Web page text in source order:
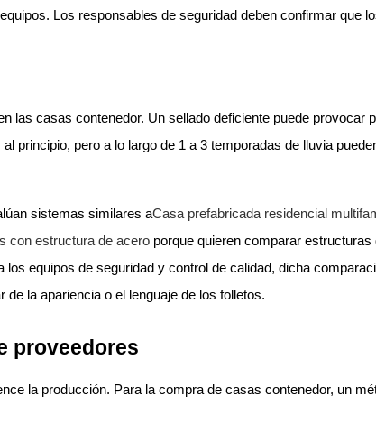
Los responsables de seguridad deben confirmar que
casas contenedor. Un sellado deficiente puede provocar
principio, pero a lo largo de 1 a 3 temporadas de lluvia
sistemas similares aCasa prefabricada residencial
con estructura de aceroporque quieren comparar estructuras
equipos de seguridad y control de calidad, dicha
la apariencia o el lenguaje de los folletos.
proveedores
la producción. Para la compra de casas contenedor, un